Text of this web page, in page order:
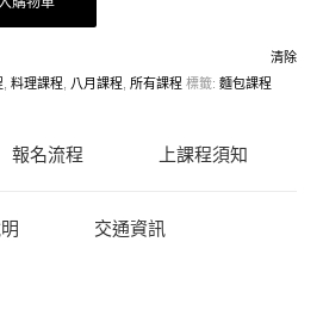
清除
,料理課程 八月課程 ,所有課程 標籤:麵包課程
報名流程 上課程須知
交通資訊